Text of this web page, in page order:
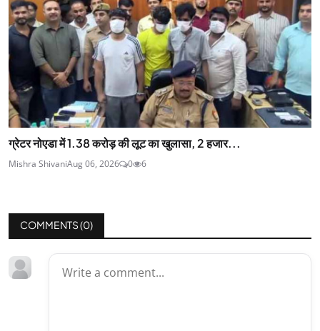
ग्रेटर नोएडा में 1.38 करोड़ की लूट का खुलासा, 2 हजार...
Mishra ShivaniAug 06, 2026 0 6
COMMENTS (0)